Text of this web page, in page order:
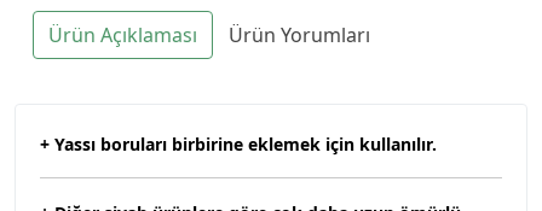
Ürün Açıklaması Ürün Yorumları
+ Yassı boruları birbirine eklemek için kullanılır.